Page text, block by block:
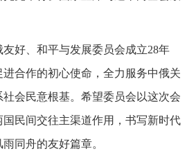
好、和平与发展委员会成立28年
合作的初心使命，全力服务中俄关
会民意根基。希望委员会以这次会
民间交往主渠道作用，书写新时代
同舟的友好篇章。